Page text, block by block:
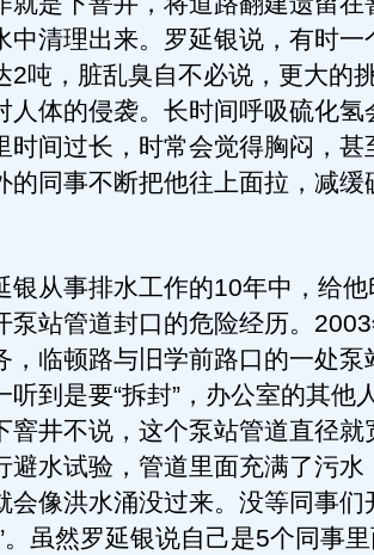
中清理出来。罗延银说，有时一
2吨，脏乱臭自不必说，更大的
人体的侵袭。长时间呼吸硫化氢
时间过长，时常会觉得胸闷，甚
的同事不断把他往上面拉，减缓
从事排水工作的10年中，给他
泵站管道封口的危险经历。
，临顿路与旧学前路口的一处泵
听到是要“拆封”，办公室的其他
窨井不说，这个泵站管道直径就
避水试验，管道里面充满了污水
会像洪水涌没过来。没等同事们
。虽然罗延银说自己是5个同事